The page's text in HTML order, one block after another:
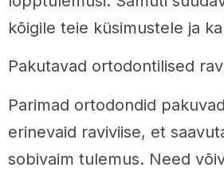
kõigile teie küsimustele ja
Pakutavad ortodontilised
Parimad ortodondid
erinevaid raviviise, et
sobivaim tulemus. Need